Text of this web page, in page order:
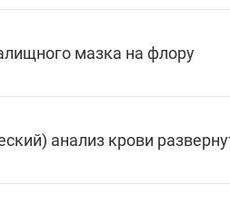
мазка на флору
анализ крови